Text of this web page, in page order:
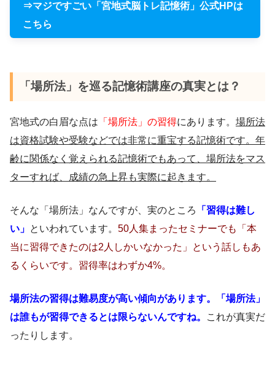
⇒マジですごい「宮地式脳トレ記憶術」公式HPは
こちら
「場所法」を巡る記憶術講座の真実とは？
宮地式の白眉な点は 「場所法」の習得にあります。 場所法
は資格試験や受験などでは非常に重宝する記憶術です。年
齢に関係なく覚えられる記憶術でもあって、場所法をマス
ターすれば、成績の急上昇も実際に起きます。
そんな「場所法」なんですが、実のところ
「習得は難し
い」 といわれています。 50人集まったセミナーでも「本
当に習得できたのは2人しかいなかった」という話しもあ
るくらいです。習得率はわずか4%。
場所法の習得は難易度が高い傾向があります。
「場所法」
は誰もが習得できるとは限らないんですね。
これが真実だ
ったりします。